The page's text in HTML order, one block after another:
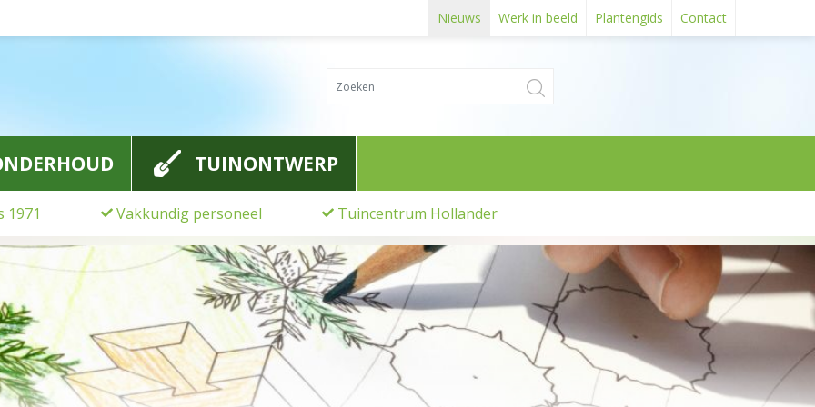
Nieuws Werk in beeld Plantengids Contact
TUINONTWERP
1971 Vakkundig personeel Tuincentrum Hollander